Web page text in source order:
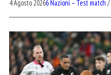
4 Agosto 20266 Nazioni – Test match /